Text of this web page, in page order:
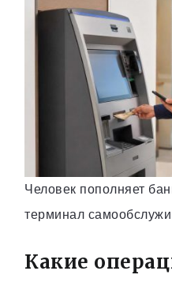
Человек пополняет
терминал
Какие